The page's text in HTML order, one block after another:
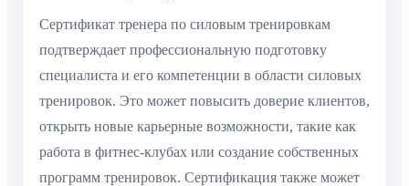
Сертификат тренера по силовым тренировкам
подтверждает профессиональную подготовку
специалиста и его компетенции в области силовых
тренировок. Это может повысить доверие клиентов,
открыть новые карьерные возможности, такие как
работа в фитнес-клубах или создание собственных
программ тренировок. Сертификация также может